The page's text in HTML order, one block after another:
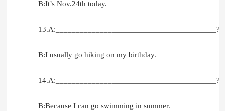
B:It’s Nov.24th today.
13.A:________________________________________?
B:I usually go hiking on my birthday.
14.A:________________________________________?
B:Because I can go swimming in summer.